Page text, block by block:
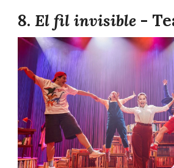
8. El fil invisible-